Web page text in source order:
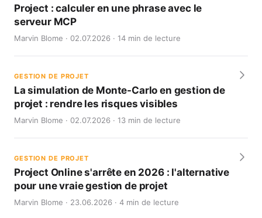
Project : calculer en une phrase avec le
serveur MCP
Marvin Blome · 02.07.2026 · 14 min de lecture
GESTION DE PROJET
La simulation de Monte-Carlo en gestion de
projet : rendre les risques visibles
Marvin Blome · 02.07.2026 · 13 min de lecture
GESTION DE PROJET
Project Online s'arrête en 2026 : l'alternative
pour une vraie gestion de projet
Marvin Blome · 23.06.2026 · 4 min de lecture